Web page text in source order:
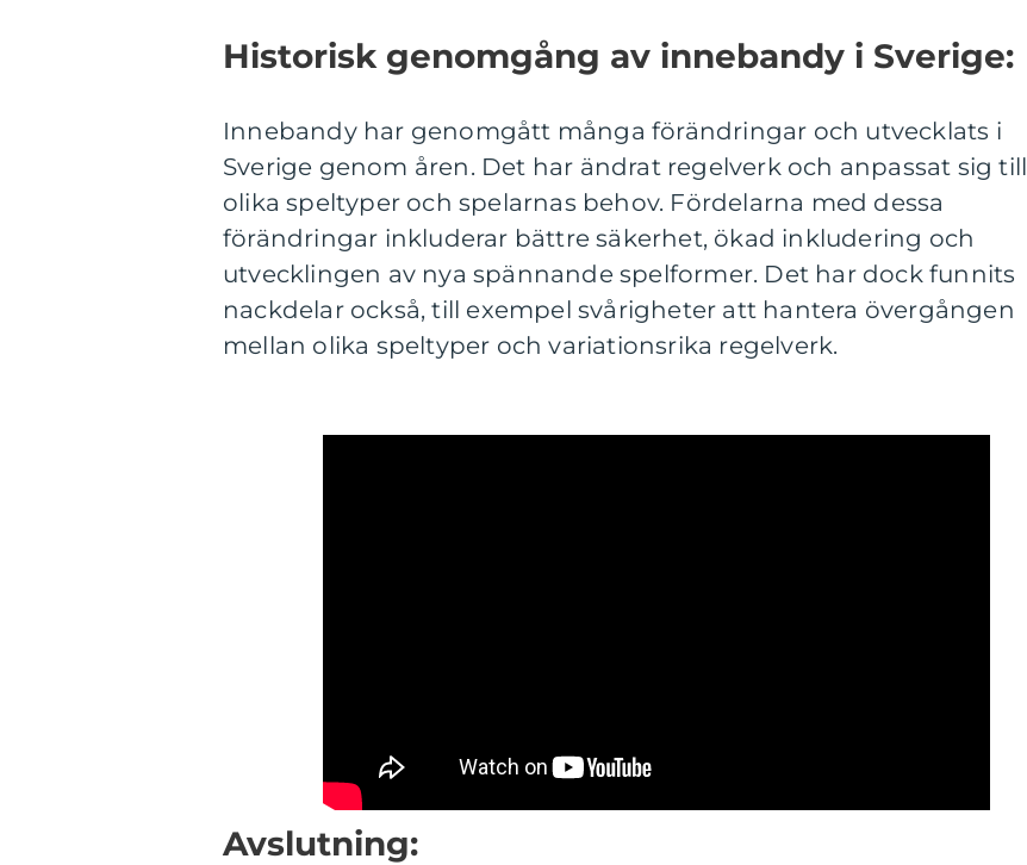
Historisk genomgång av innebandy i Sverige:
Innebandy har genomgått många förändringar och utvecklats i
Sverige genom åren. Det har ändrat regelverk och anpassat sig till
olika speltyper och spelarnas behov. Fördelarna med dessa
förändringar inkluderar bättre säkerhet, ökad inkludering och
utvecklingen av nya spännande spelformer. Det har dock funnits
nackdelar också, till exempel svårigheter att hantera övergången
mellan olika speltyper och variationsrika regelverk.
Avslutning: